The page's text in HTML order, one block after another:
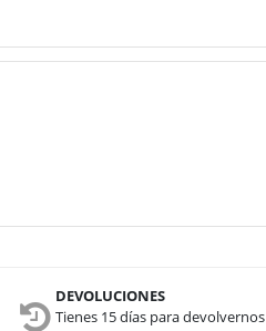
DEVOLUCIONES
Tienes 15 días para devolvernos